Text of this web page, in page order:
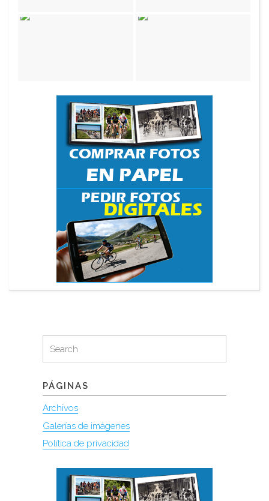
for:
Search
PÁGINAS
Archivos
Galerías de imágenes
Política de privacidad